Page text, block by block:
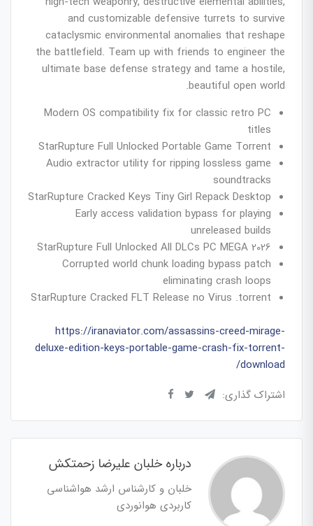
and customizable defensive turrets to survive
cataclysmic environmental anomalies that reshape
the battlefield. Team up with friends to engineer the
ultimate base defense strategy and tame a hostile,
beautiful open world.
Modern OS compatibility fix for classic retro PC
titles
StarRupture Full Unlocked Portable Game Torrent
Audio extractor utility for ripping lossless game
soundtracks
StarRupture Cracked Keys Tiny Girl Repack Desktop
Early access validation bypass for playing
unreleased builds
StarRupture Full Unlocked All DLCs PC MEGA 2026
Corrupted world chunk loading bypass patch
eliminating crash loops
StarRupture Cracked FLT Release no Virus .torrent
https://iranaviator.com/assassins-creed-mirage-
deluxe-edition-keys-portable-game-crash-fix-torrent-
download/
اشتراک گذاری:
درباره خلبان علیرضا زحمتکش
خلبان و کارشناس ارشد هواشناسی
کاربردی هوانوردی